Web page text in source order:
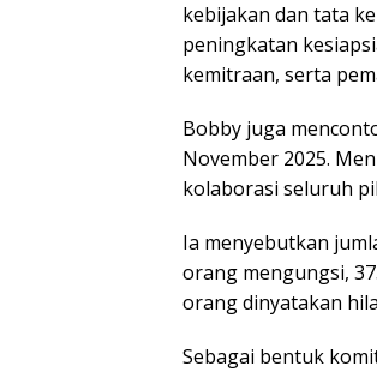
kebijakan dan tata
peningkatan
kemitraan, serta
Bobby juga
November 2025.
kolaborasi seluruh
Ia menyebutkan
orang mengungsi,
orang dinyatakan
Sebagai bentuk